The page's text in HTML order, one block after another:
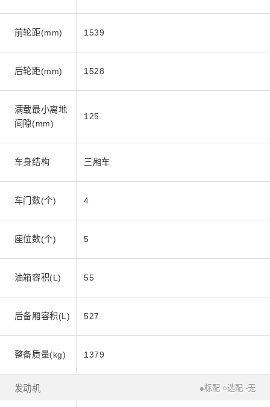
前轮距(mm) 1539
后轮距(mm) 1528
满载最小离地
间隙(mm)
125
车身结构 三厢车
车门数(个) 4
座位数(个) 5
油箱容积(L) 55
后备厢容积(L) 527
整备质量(kg) 1379
发动机 ●标配 ○选配 -无